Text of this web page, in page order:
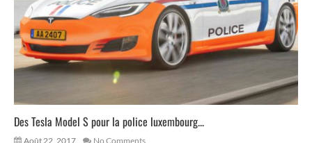
Des Tesla Model S pour la police luxembourg...
Août 22, 2017 No Comments